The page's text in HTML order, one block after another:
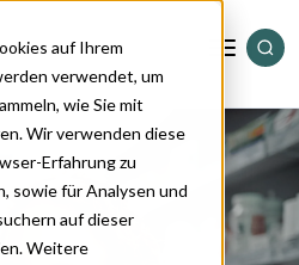
auf Ihrem
verwendet, um
wie Sie mit
Wir verwenden diese
Erfahrung zu
sowie für Analysen und
auf dieser
Weitere